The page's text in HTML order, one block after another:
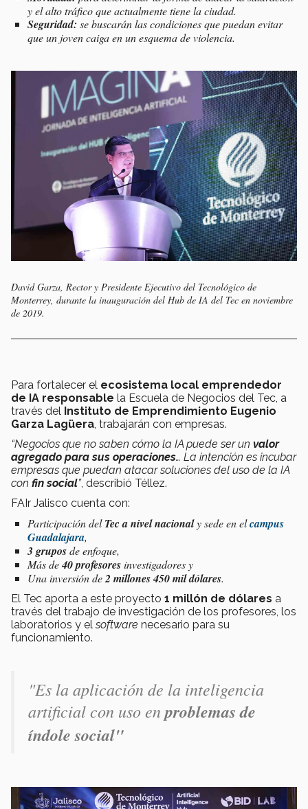
y el alto tráfico que actualmente tiene la ciudad.
Seguridad: se buscarán las condiciones que puedan evitar
que un joven caiga en un esquema de violencia.
David Garza, Rector y Presidente Ejecutivo del Tecnológico de
Monterrey, durante la inauguración del Hub de IA del Tec en noviembre
de 2019.
Para fortalecer el ecosistema local emprendedor
de IA responsable la Escuela de Negocios del Tec, a
través del Instituto de Emprendimiento Eugenio
Garza Lagüera, trabajarán con empresas.
“Negocios que no saben cómo la IA puede ser un valor
agregado para sus operaciones… La intención es incubar
empresas que puedan atacar soluciones del uso de la IA
con fin social”, describió Téllez.
FAIr Jalisco cuenta con:
Participación delTec a nivel nacionaly sede en elcampus
Guadalajara,
3 gruposde enfoque,
Más de40 profesoresinvestigadores y
Una inversión de2 millones 450 mil dólares.
El Tec aporta a este proyecto 1 millón de dólares a
través del trabajo de investigación de los profesores, los
laboratorios y elsoftware necesario para su
funcionamiento.
"Es la aplicación de la inteligencia
artificial con uso en problemas de
índole social"